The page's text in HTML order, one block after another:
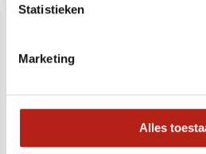
Statistieken
Marketing
Alles